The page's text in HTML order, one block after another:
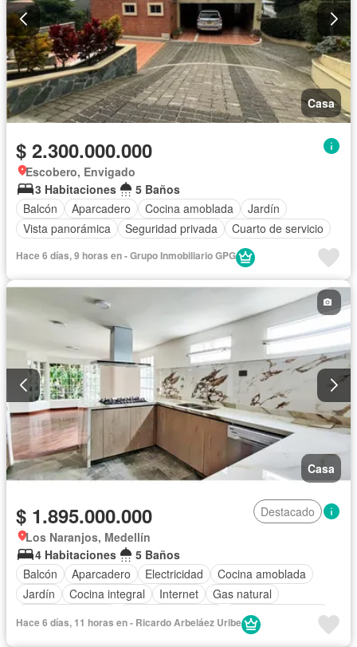
Casa
$ 2.300.000.000
Escobero, Envigado
3 Habitaciones
5 Baños
Balcón
Aparcadero Cocina amoblada
Jardín
Vista panorámica
Seguridad privada Cuarto de servicio
Hace 6 días, 9 horas en - Grupo Inmobiliario GPG
Casa
$ 1.895.000.000
Destacado
Los Naranjos, Medellín
4 Habitaciones
5 Baños
Balcón
Aparcadero Electricidad
Cocina amoblada
Jardín
Cocina integral Internet
Gas natural
Cuarto de servicio
Hace 6 días, 11 horas en - Ricardo Arbeláez Uribe